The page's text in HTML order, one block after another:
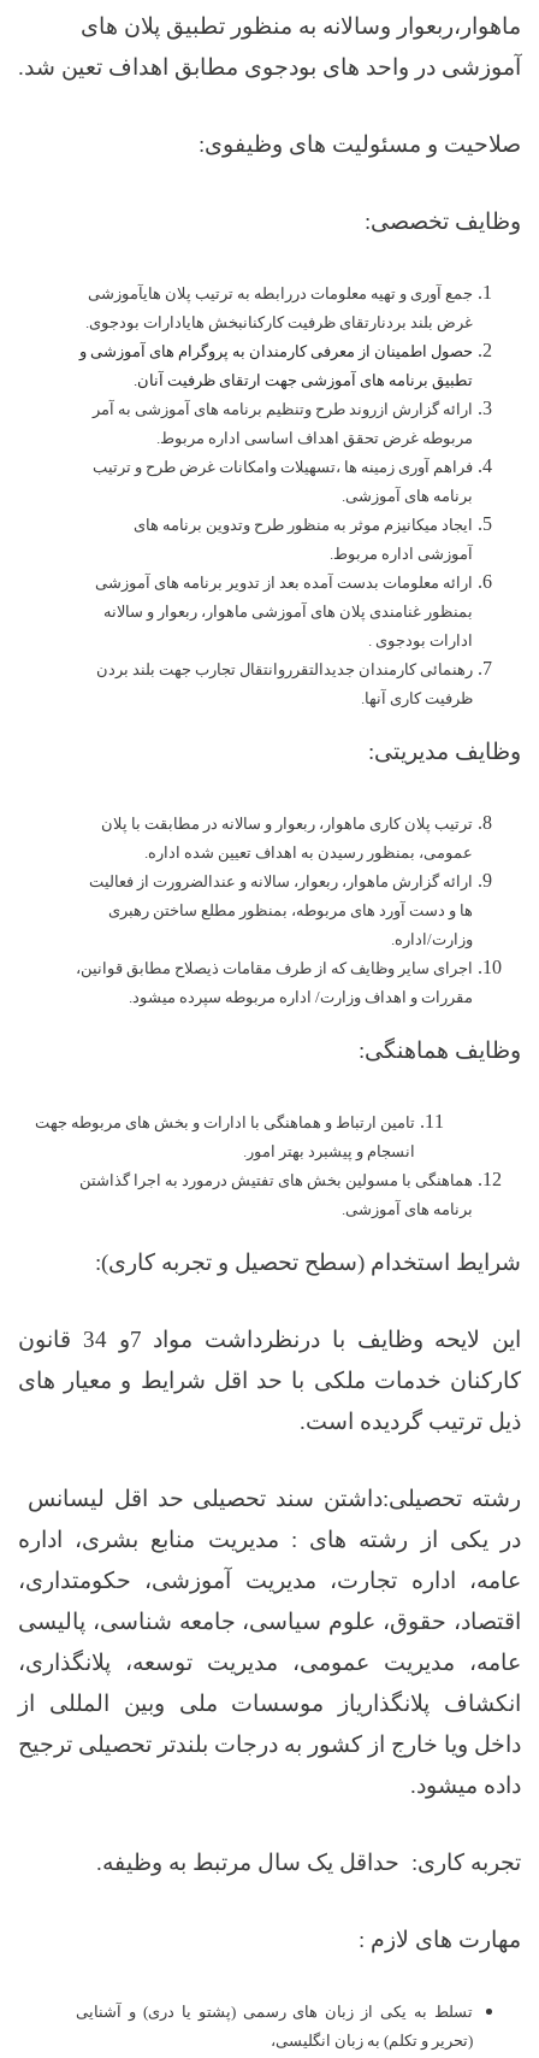
ماهوار،ربعوار وسالانه به منظور تطبیق پلان های
آموزشی در واحد های بودجوی مطابق اهداف تعین شد.
صلاحیت و مسئولیت های وظیفوی:
وظایف تخصصی:
جمع آوری و تهیه معلومات دررابطه به ترتیب پلان هایآموزشی
غرض بلند بردنارتقای ظرفیت کارکنانبخش هایادارات بودجوی.
حصول اطمینان از معرفی کارمندان به پروگرام های آموزشی و
تطبیق برنامه های آموزشی جهت ارتقای ظرفیت آنان.
ارائه گزارش ازروند طرح وتنظیم برنامه های آموزشی به آمر
مربوطه غرض تحقق اهداف اساسی اداره مربوط.
فراهم آوری زمینه ها ،تسهیلات وامکانات غرض طرح و ترتیب
برنامه های آموزشی.
ایجاد میکانیزم موثر به منظور طرح وتدوین برنامه های
آموزشی اداره مربوط.
ارائه معلومات بدست آمده بعد از تدویر برنامه های آموزشی
بمنظور غنامندی پلان های آموزشی ماهوار، ربعوار و سالانه
ادارات بودجوی .
رهنمائی کارمندان جدیدالتقرروانتقال تجارب جهت بلند بردن
ظرفیت کاری آنها.
وظایف مدیریتی:
ترتیب پلان کاری ماهوار، ربعوار و سالانه در مطابقت با پلان
عمومی، بمنظور رسیدن به اهداف تعیین شده اداره.
ارائه گزارش ماهوار، ربعوار، سالانه و عندالضرورت از فعالیت
ها و دست آورد های مربوطه، بمنظور مطلع ساختن رهبری
وزارت/اداره.
اجرای سایر وظایف که از طرف مقامات ذیصلاح مطابق قوانین،
مقررات و اهداف وزارت/ اداره مربوطه سپرده میشود.
وظایف هماهنگی:
تامین ارتباط و هماهنگی با ادارات و بخش های مربوطه جهت
انسجام و پیشبرد بهتر امور.
هماهنگی با مسولین بخش های تفتیش درمورد به اجرا گذاشتن
برنامه های آموزشی.
شرایط استخدام (سطح تحصیل و تجربه کاری):
این لایحه وظایف با درنظرداشت مواد 7و 34 قانون
کارکنان خدمات ملکی با حد اقل شرایط و معیار های
ذیل ترتیب گردیده است.
رشته تحصیلی:داشتن سند تحصیلی حد اقل لیسانس
در یکی از رشته های : مدیریت منابع بشری، اداره
عامه، اداره تجارت، مدیریت آموزشی، حکومتداری،
اقتصاد، حقوق، علوم سیاسی، جامعه شناسی، پالیسی
عامه، مدیریت عمومی، مدیریت توسعه، پلانگذاری،
انکشاف پلانگذاریاز موسسات ملی وبین المللی از
داخل ویا خارج از کشور به درجات بلندتر تحصیلی ترجیح
داده میشود.
تجربه کاری: حداقل یک سال مرتبط به وظیفه.
مهارت های لازم :
تسلط به یکی از زبان های رسمی (پشتو یا دری) و آشنایی
(تحریر و تکلم) به زبان انگلیسی،